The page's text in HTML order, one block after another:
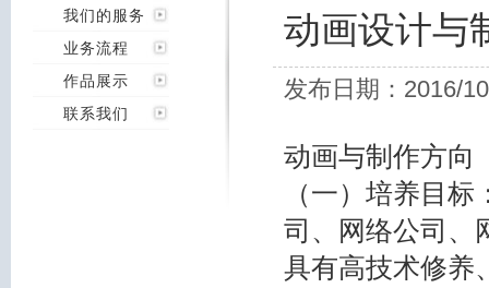
我们的服务
业务流程
作品展示
联系我们
动画设计与
发布日期：2016/
动画与制作方向
（一）培养目
司、网络公司、
具有高技术修养